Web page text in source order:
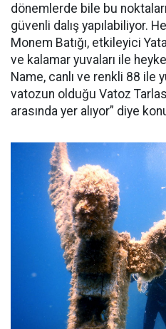
dönemlerde bile bu
güvenli dalış yapılabiliyor.
Monem Batığı, etkileyici
ve kalamar yuvaları ile
Name, canlı ve renkli 88 ile
vatozun olduğu Vatoz
arasında yer alıyor” diye